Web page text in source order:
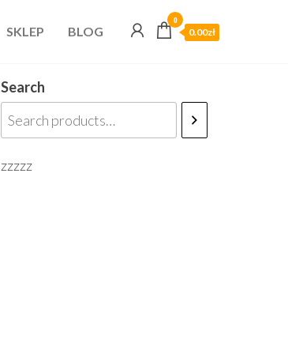
SKLEP BLOG
0
0.00zł
Search
zzzzz